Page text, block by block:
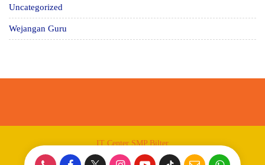
Uncategorized
Wejangan Guru
IT Center SMP Bilter